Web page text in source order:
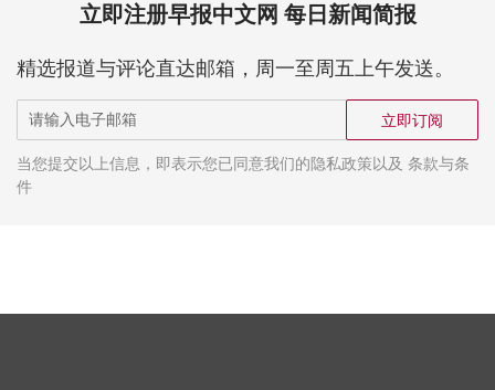
立即注册早报中文网 每日新闻简报
精选报道与评论直达邮箱，周一至周五上午发送。
立即订阅
当您提交以上信息，即表示您已同意我们的隐私政策以及 条款与条
件